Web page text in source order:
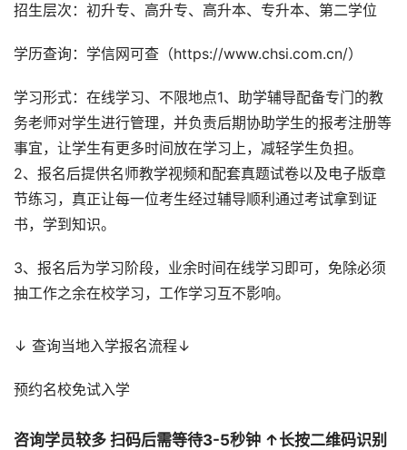
招生层次：初升专、高升专、高升本、专升本、第二学位
学历查询：学信网可查（https://www.chsi.com.cn/）
学习形式：在线学习、不限地点1、助学辅导配备专门的教
务老师对学生进行管理，并负责后期协助学生的报考注册等
事宜，让学生有更多时间放在学习上，减轻学生负担。
2、报名后提供名师教学视频和配套真题试卷以及电子版章
节练习，真正让每一位考生经过辅导顺利通过考试拿到证
书，学到知识。
3、报名后为学习阶段，业余时间在线学习即可，免除必须
抽工作之余在校学习，工作学习互不影响。
↓ 查询当地入学报名流程↓
预约名校免试入学
咨询学员较多 扫码后需等待3-5秒钟 ↑长按二维码识别